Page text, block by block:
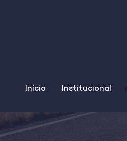
Início Institucional